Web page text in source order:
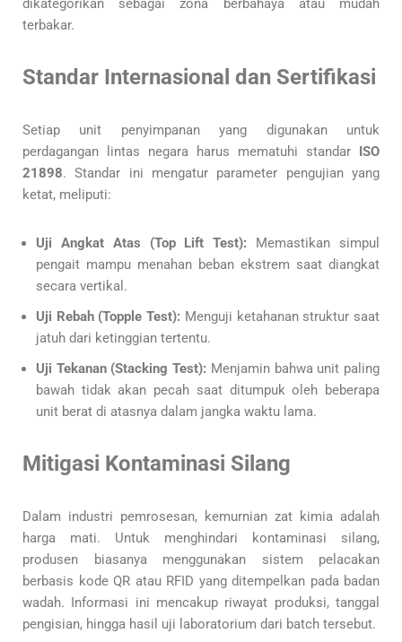
dikategorikan sebagai zona berbahaya atau mudah
terbakar.
Standar Internasional dan Sertifikasi
Setiap unit penyimpanan yang digunakan untuk
perdagangan lintas negara harus mematuhi standar
ISO
21898. Standar ini mengatur parameter pengujian yang
ketat, meliputi:
Uji Angkat Atas (Top Lift Test): Memastikan simpul
pengait mampu menahan beban ekstrem saat diangkat
secara vertikal.
Uji Rebah (Topple Test): Menguji ketahanan struktur saat
jatuh dari ketinggian tertentu.
Uji Tekanan (Stacking Test): Menjamin bahwa unit paling
bawah tidak akan pecah saat ditumpuk oleh beberapa
unit berat di atasnya dalam jangka waktu lama.
Mitigasi Kontaminasi Silang
Dalam industri pemrosesan, kemurnian zat kimia adalah
harga mati. Untuk menghindari kontaminasi silang,
produsen biasanya menggunakan sistem pelacakan
berbasis kode QR atau RFID yang ditempelkan pada badan
wadah. Informasi ini mencakup riwayat produksi, tanggal
pengisian, hingga hasil uji laboratorium dari batch tersebut.